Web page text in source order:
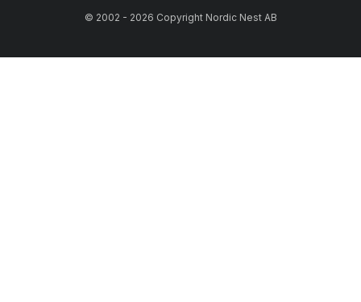
© 2002 - 2026 Copyright Nordic Nest AB